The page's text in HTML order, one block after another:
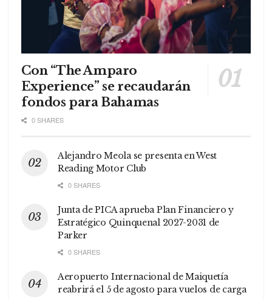
Con “The Amparo
Experience” se recaudarán
fondos para Bahamas
0 SHARES
Alejandro Meola se presenta en West
Reading Motor Club
0 SHARES
Junta de PICA aprueba Plan Financiero y
Estratégico Quinquenal 2027-2031 de
Parker
0 SHARES
Aeropuerto Internacional de Maiquetía
reabrirá el 5 de agosto para vuelos de carga